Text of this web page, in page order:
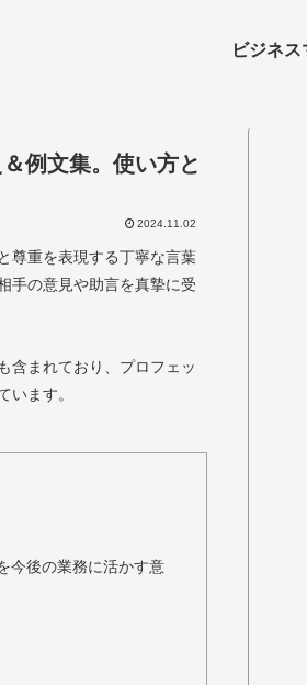
ビジネ
例文集。使い方と
2024.11.02
尊重を表現する丁寧な言葉
手の意見や助言を真摯に受
含まれており、プロフェッ
います。
今後の業務に活かす意